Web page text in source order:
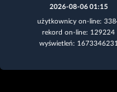
2026-08-06 01:15
użytkownicy on-line:
rekord on-line: 129224
wyświetleń: 1673346231